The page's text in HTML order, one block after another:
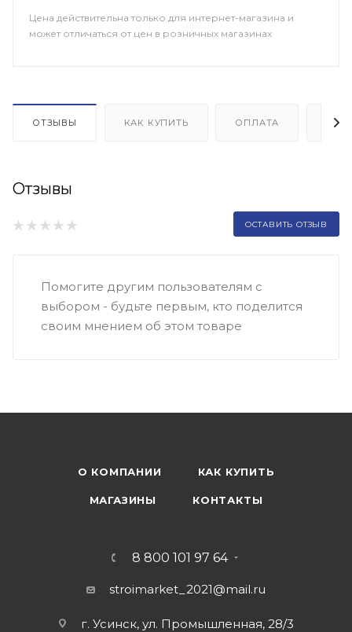
Цена действительна только для интернет-магазина и
может отличаться от цен в розничных магазинах
ОТЗЫВЫ КАК КУПИТЬ ОПЛАТА
Отзывы
ОСТАВИТЬ ОТЗЫВ
Помогите другим пользователям с
выбором - будьте первым, кто поделится
своим мнением об этом товаре
О КОМПАНИИ КАК КУПИТЬ
МАГАЗИНЫ КОНТАКТЫ
8 800 101 97 64
stroimarket_2021@mail.ru
г. Усинск, ул. Промышленная, 28/3